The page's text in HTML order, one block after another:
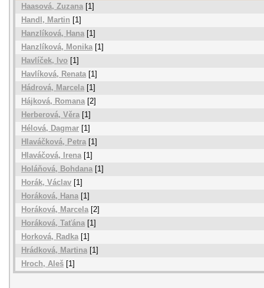
Haasová, Zuzana [1]
Handl, Martin [1]
Hanzlíková, Hana [1]
Hanzlíková, Monika[1]
Havlíček, Ivo [1]
Havlíková, Renata[1]
Hádrová, Marcela [1]
Hájková, Romana[2]
Herberová, Věra [1]
Hélová, Dagmar [1]
Hlaváčková, Petra [1]
Hlaváčová, Irena[1]
Holáňová, Bohdana [1]
Horák, Václav [1]
Horáková, Hana [1]
Horáková, Marcela[2]
Horáková, Taťána [1]
Horková, Radka[1]
Hrádková, Martina [1]
Hroch, Aleš [1]